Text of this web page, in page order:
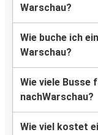
Warschau?
Wie buche ich
Warschau?
Wie viele Busse
nachWarschau?
Wie viel kostet